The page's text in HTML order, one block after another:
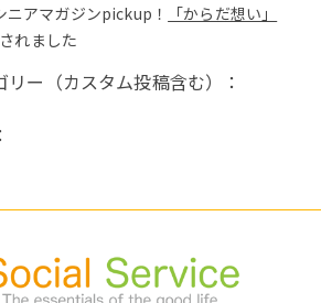
ニアマガジンpickup！
「からだ想い」
れました
ー（カスタム投稿含む）：